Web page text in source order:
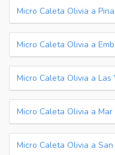
Micro Caleta Olivia a
Micro Caleta Olivia a
Micro Caleta Olivia a Las
Micro Caleta Olivia a Mar
Micro Caleta Olivia a